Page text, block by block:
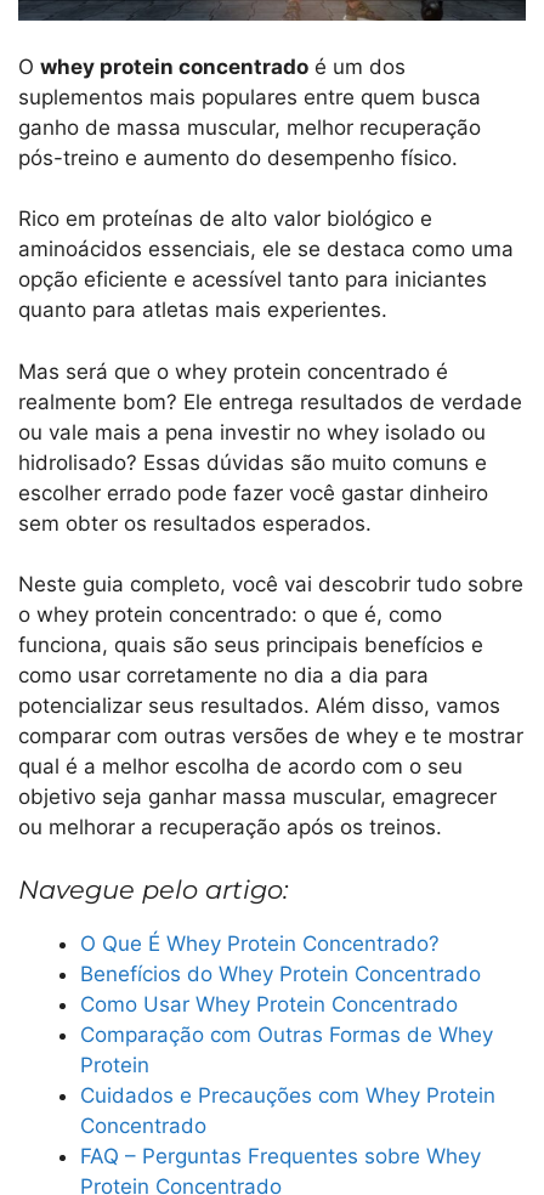
O whey protein concentrado é um dos
suplementos mais populares entre quem busca
ganho de massa muscular, melhor recuperação
pós-treino e aumento do desempenho físico.
Rico em proteínas de alto valor biológico e
aminoácidos essenciais, ele se destaca como uma
opção eficiente e acessível tanto para iniciantes
quanto para atletas mais experientes.
Mas será que o whey protein concentrado é
realmente bom? Ele entrega resultados de verdade
ou vale mais a pena investir no whey isolado ou
hidrolisado? Essas dúvidas são muito comuns e
escolher errado pode fazer você gastar dinheiro
sem obter os resultados esperados.
Neste guia completo, você vai descobrir tudo sobre
o whey protein concentrado: o que é, como
funciona, quais são seus principais benefícios e
como usar corretamente no dia a dia para
potencializar seus resultados. Além disso, vamos
comparar com outras versões de whey e te mostrar
qual é a melhor escolha de acordo com o seu
objetivo seja ganhar massa muscular, emagrecer
ou melhorar a recuperação após os treinos.
Navegue pelo artigo:
O Que É Whey Protein Concentrado?
Benefícios do Whey Protein Concentrado
Como Usar Whey Protein Concentrado
Comparação com Outras Formas de Whey
Protein
Cuidados e Precauções com Whey Protein
Concentrado
FAQ – Perguntas Frequentes sobre Whey
Protein Concentrado